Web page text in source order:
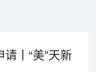
丨“美”天新